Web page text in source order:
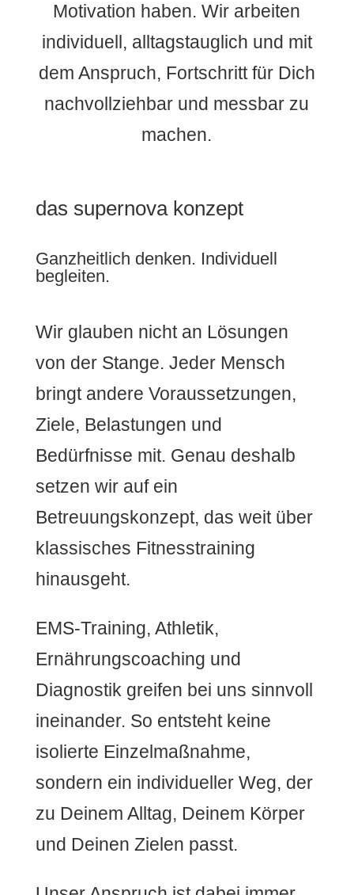
Motivation haben. Wir arbeiten
individuell, alltagstauglich und mit
dem Anspruch, Fortschritt für Dich
nachvollziehbar und messbar zu
machen.
das supernova konzept
Ganzheitlich denken. Individuell
begleiten.
Wir glauben nicht an Lösungen
von der Stange. Jeder Mensch
bringt andere Voraussetzungen,
Ziele, Belastungen und
Bedürfnisse mit. Genau deshalb
setzen wir auf ein
Betreuungskonzept, das weit über
klassisches Fitnesstraining
hinausgeht.
EMS-Training, Athletik,
Ernährungscoaching und
Diagnostik greifen bei uns sinnvoll
ineinander. So entsteht keine
isolierte Einzelmaßnahme,
sondern ein individueller Weg, der
zu Deinem Alltag, Deinem Körper
und Deinen Zielen passt.